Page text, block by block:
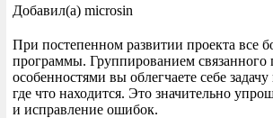
Добавил(а) microsin
При постепенном развитии проекта все
программы. Группированием связанного
особенностями вы облегчаете себе
где что находится. Это значительно
и исправление ошибок.